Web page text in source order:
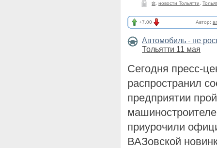
tlt новости Тольятти
+7.00 Автор:
Автомобиль - не
Тольятти 11 мая
Сегодня пресс-
распространил
предприятии
приурочили
ВАЗовской